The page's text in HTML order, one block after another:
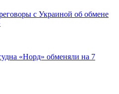
с Украиной об обмене
«Норд» обменяли на 7